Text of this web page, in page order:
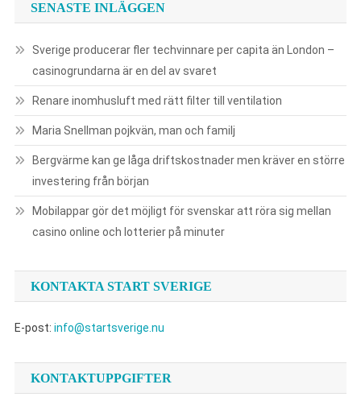
SENASTE INLÄGGEN
Sverige producerar fler techvinnare per capita än London –
casinogrundarna är en del av svaret
Renare inomhusluft med rätt filter till ventilation
Maria Snellman pojkvän, man och familj
Bergvärme kan ge låga driftskostnader men kräver en större
investering från början
Mobilappar gör det möjligt för svenskar att röra sig mellan
casino online och lotterier på minuter
KONTAKTA START SVERIGE
E-post: info@startsverige.nu
KONTAKTUPPGIFTER